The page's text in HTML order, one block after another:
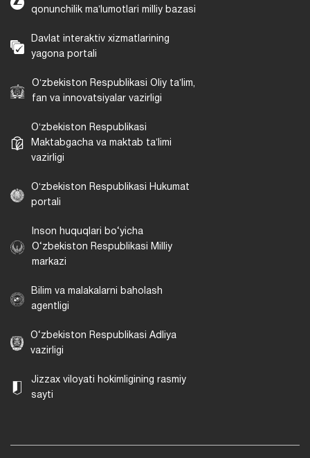
qonunchilik maʼlumotlari milliy bazasi
Davlat interaktiv xizmatlarining
yagona portali
Oʻzbekiston Respublikasi Oliy taʼlim,
fan va innovatsiyalar vazirligi
Oʻzbekiston Respublikasi
Maktabgacha va maktab taʼlimi
vazirligi
Oʻzbekiston Respublikasi Hukumat
portali
Inson huquqlari bo‘yicha
O‘zbekiston Respublikasi Milliy
markazi
Bilim va malakalarni baholash
agentligi
O‘zbekiston Respublikasi Adliya
vazirligi
Jizzax viloyati hokimligining rasmiy
sayti